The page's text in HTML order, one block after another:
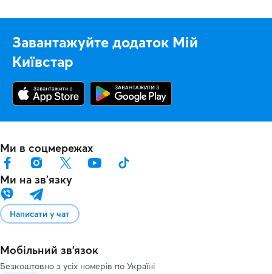
Завантажуйте додаток Мій
Київстар
Ми в соцмережах
Ми на звʼязку
Написати у чат
Мобільний зв'язок
Безкоштовно з усіх номерів по Україні